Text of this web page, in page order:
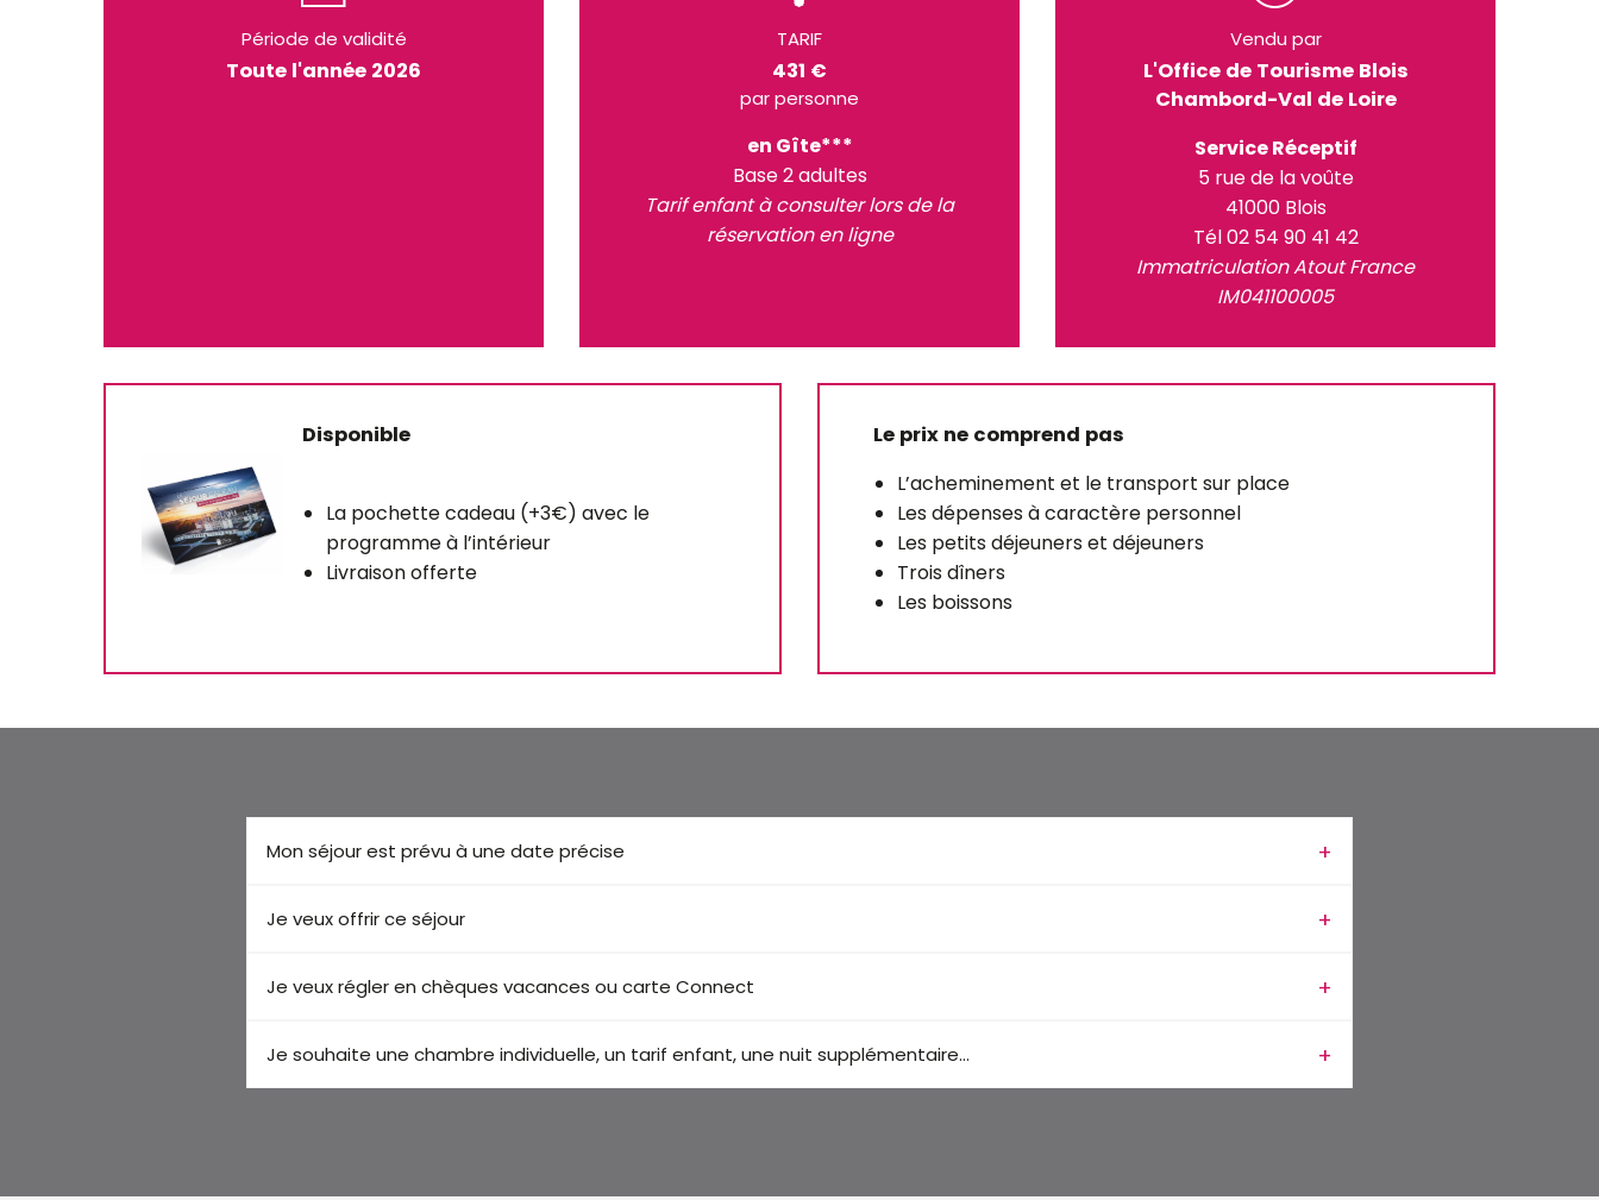
Période de validité
Toute l'année 2026
TARIF
431 €
par personne
en Gîte***
Base 2 adultes
Tarif enfant à consulter lors de la
réservation en ligne
Vendu par
L'Office de Tourisme Blois
Chambord-Val de Loire
Service Réceptif
5 rue de la voûte
41000 Blois
Tél 02 54 90 41 42
Immatriculation Atout France
IM041100005
Disponible
La pochette cadeau (+3€) avec le
programme à l’intérieur
Livraison offerte
Le prix ne comprend pas
L’acheminement et le transport sur place
Les dépenses à caractère personnel
Les petits déjeuners et déjeuners
Trois dîners
Les boissons
Mon séjour est prévu à une date précise
Je veux offrir ce séjour
Je veux régler en chèques vacances ou carte Connect
Je souhaite une chambre individuelle, un tarif enfant, une nuit supplémentaire...